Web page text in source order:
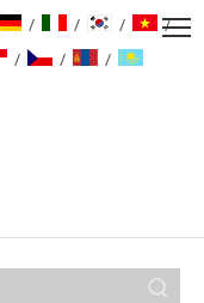
/ / /
/
/ / /